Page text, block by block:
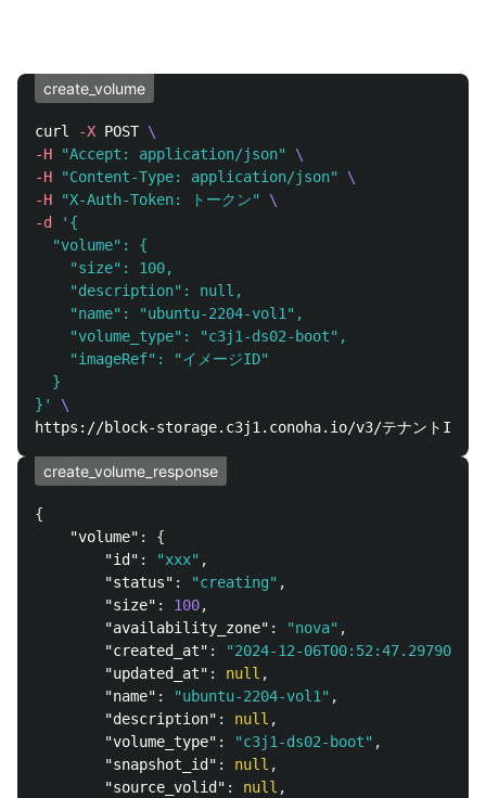
create_volume
curl -X POST \
-H
"Accept: application/json"
\
-H
"Content-Type: application/json"
\
-H
"X-Auth-Token: トークン"
\
-d
'{
  "volume": {
    "size": 100,
    "description": null,
    "name": "ubuntu-2204-vol1",
    "volume_type": "c3j1-ds02-boot",
    "imageRef": "イメージID"
  }
}'
\
create_volume_response
{
"volume" :
{
"id" : "xxx" ,
"status" : "creating" ,
"size" : 100,
"availability_zone" : "nova" ,
"created_at" : "2024-12-06T00:52:47.297902"
"updated_at" : null ,
"name" : "ubuntu-2204-vol1" ,
"description" : null ,
"volume_type" : "c3j1-ds02-boot" ,
"snapshot_id" : null ,
"source_volid" : null ,